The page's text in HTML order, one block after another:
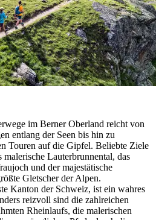
im Berner Oberland reicht von
entlang der Seen bis hin zu
Touren auf die Gipfel. Beliebte Ziele
malerische Lauterbrunnental, das
und der majestätische
Gletscher der Alpen.
Kanton der Schweiz, ist ein wahres
reizvoll sind die zahlreichen
Rheinlaufs, die malerischen